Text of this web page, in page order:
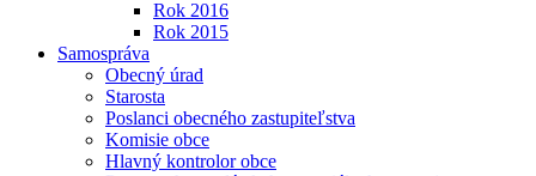
Rok 2016
Rok 2015
Samospráva
Obecný úrad
Starosta
Poslanci obecného zastupiteľstva
Komisie obce
Hlavný kontrolor obce